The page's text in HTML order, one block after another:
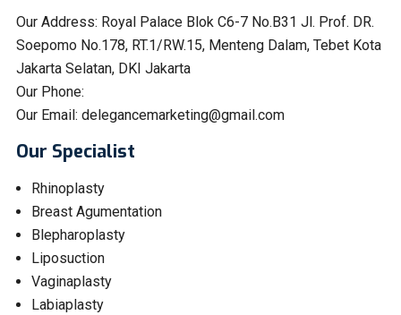
Our Address: Royal Palace Blok C6-7 No.B31 Jl. Prof. DR.
Soepomo No.178, RT.1/RW.15, Menteng Dalam, Tebet Kota
Jakarta Selatan, DKI Jakarta
Our Phone:
Our Email: delegancemarketing@gmail.com
Our Specialist
Rhinoplasty
Breast Agumentation
Blepharoplasty
Liposuction
Vaginaplasty
Labiaplasty